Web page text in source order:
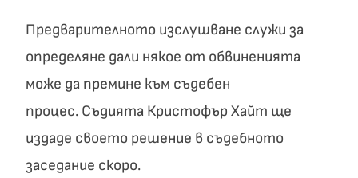
Предварителното изслушване служи за
определяне дали някое от обвиненията
може да премине към съдебен
процес. Съдията Кристофър Хайт ще
издаде своето решение в съдебното
заседание скоро.